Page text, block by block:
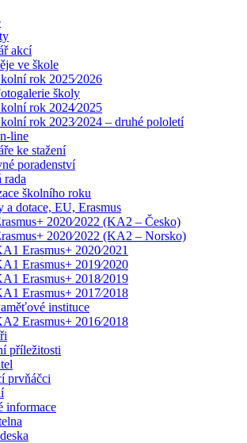
akcí
ve škole
rok 2025⁄2026
školy
rok 2024⁄2025
rok 2023⁄2024 – druhé pololetí
line
ke stažení
poradenství
rada
školního roku
a dotace, EU, Erasmus
2020⁄2022 (KA2 – Česko)
2020⁄2022 (KA2 – Norsko)
Erasmus+ 2020⁄2021
Erasmus+ 2019⁄2020
Erasmus+ 2018⁄2019
Erasmus+ 2017⁄2018
instituce
Erasmus+ 2016⁄2018
příležitosti
prvňáčci
informace